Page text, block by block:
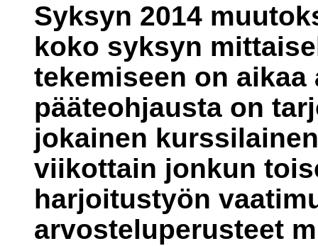
Syksyn 2014
koko syksyn
tekemiseen on
pääteohjausta on
jokainen
viikottain jonkun
harjoitustyön
arvosteluperusteet